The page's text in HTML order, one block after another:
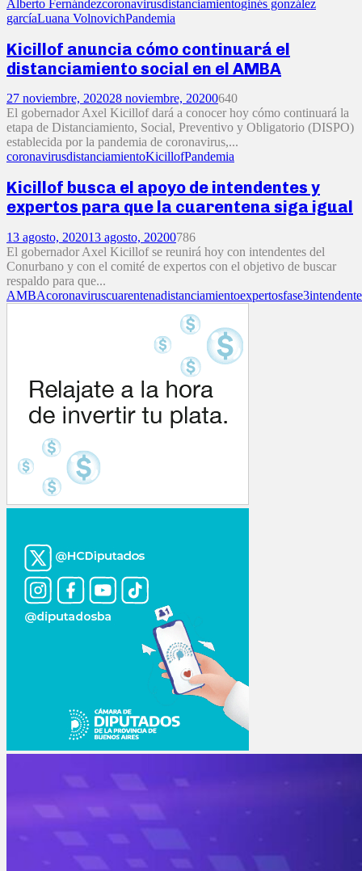
Alberto Fernándezcoronavirusdistanciamientoginés gonzález
garcíaLuana VolnovichPandemia
Kicillof anuncia cómo continuará el
distanciamiento social en el AMBA
27 noviembre, 202028 noviembre, 20200640
El gobernador Axel Kicillof dará a conocer hoy cómo continuará la
etapa de Distanciamiento, Social, Preventivo y Obligatorio (DISPO)
establecida por la pandemia de coronavirus,...
coronavirusdistanciamientoKicillofPandemia
Kicillof busca el apoyo de intendentes y
expertos para que la cuarentena siga igual
13 agosto, 202013 agosto, 20200786
El gobernador Axel Kicillof se reunirá hoy con intendentes del
Conurbano y con el comité de expertos con el objetivo de buscar
respaldo para que...
AMBAcoronaviruscuarentenadistanciamientoexpertosfase3